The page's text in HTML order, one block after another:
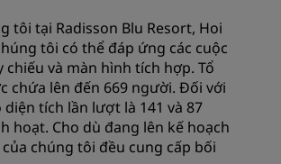
tôi tại Radisson Blu Resort, Hoi
tôi có thể đáp ứng các cuộc
và màn hình tích hợp. Tổ
chứa lên đến 669 người. Đối với
tích lần lượt là 141 và 87
hoạt. Cho dù đang lên kế hoạch
chúng tôi đều cung cấp bối